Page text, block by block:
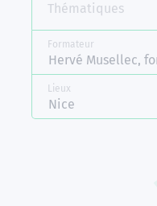
Thématiques
Formateur
Hervé Musellec,
Lieux
Nice